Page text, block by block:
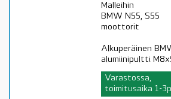
Malleihin
BMW N55, S55
moottorit
Alkuperäinen
alumiinipultti
Varastossa,
toimitusaika 1-